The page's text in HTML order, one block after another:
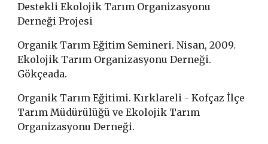
Destekli Ekolojik Tarım Organizasyonu
Derneği Projesi
Organik Tarım Eğitim Semineri. Nisan, 2009.
Ekolojik Tarım Organizasyonu Derneği.
Gökçeada.
Organik Tarım Eğitimi. Kırklareli - Kofçaz İlçe
Tarım Müdürülüğü ve Ekolojik Tarım
Organizasyonu Derneği.